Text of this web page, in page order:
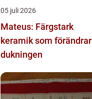
05 juli 2026
Mateus: Färgstark
keramik som förändrar
dukningen